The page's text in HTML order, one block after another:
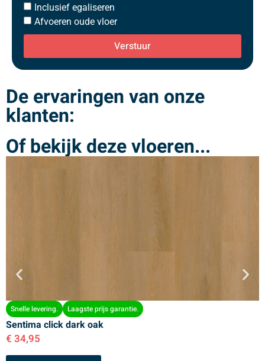
Inclusief egaliseren
Afvoeren oude vloer
Verstuur
De ervaringen van onze
klanten:
Of bekijk deze vloeren...
Snelle levering. Laagste prijs garantie.
Sentima click dark oak
€ 34,95